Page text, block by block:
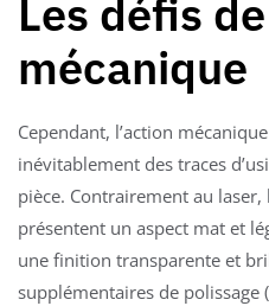
Les défis
mécanique
Cependant, l’action
inévitablement des traces
pièce. Contrairement au
présentent un aspect mat et
une finition transparente et
supplémentaires de polissage